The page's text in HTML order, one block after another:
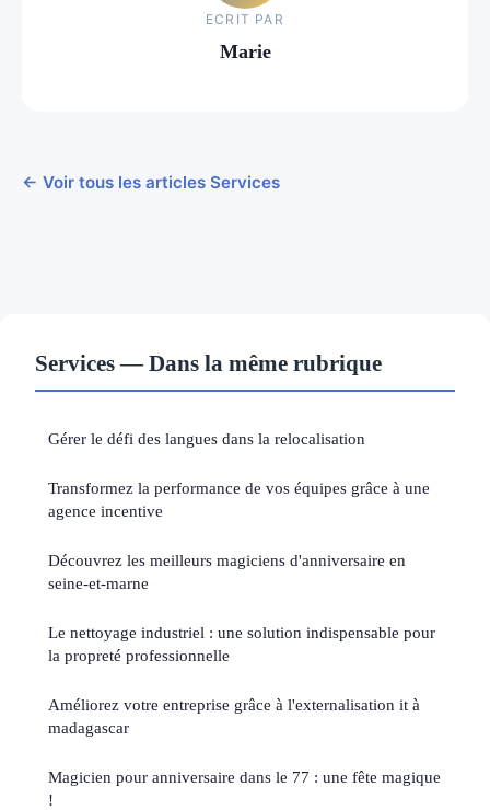
ECRIT PAR
Marie
← Voir tous les articles Services
Services — Dans la même rubrique
Gérer le défi des langues dans la relocalisation
Transformez la performance de vos équipes grâce à une
agence incentive
Découvrez les meilleurs magiciens d'anniversaire en
seine-et-marne
Le nettoyage industriel : une solution indispensable pour
la propreté professionnelle
Améliorez votre entreprise grâce à l'externalisation it à
madagascar
Magicien pour anniversaire dans le 77 : une fête magique
!